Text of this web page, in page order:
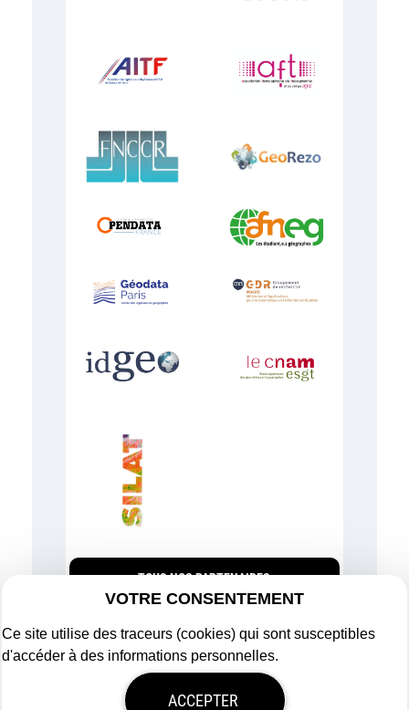
TOUS NOS PARTENAIRES
Mentions légales
VOTRE CONSENTEMENT
Ce site utilise des traceurs (cookies) qui sont susceptibles
d'accéder à des informations personnelles.
ACCEPTER